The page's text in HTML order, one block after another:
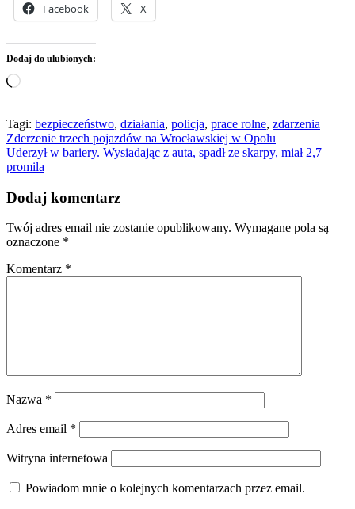
Facebook X
Dodaj do ulubionych:
Wczytywanie…
Tagi: bezpieczeństwo, działania, policja, prace rolne, zdarzenia
Nawigacja
wpisu
Zderzenie trzech pojazdów na Wrocławskiej w Opolu
Uderzył w bariery. Wysiadając z auta, spadł ze skarpy, miał 2,7
promila
Dodaj komentarz
Twój adres email nie zostanie opublikowany. Wymagane pola są
oznaczone *
Komentarz *
Nazwa *
Adres email *
Witryna internetowa
Powiadom mnie o kolejnych komentarzach przez email.